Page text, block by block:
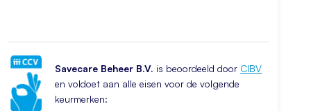
Savecare Beheer B.V. is beoordeeld door CIBV
en voldoet aan alle eisen voor de volgende
keurmerken: